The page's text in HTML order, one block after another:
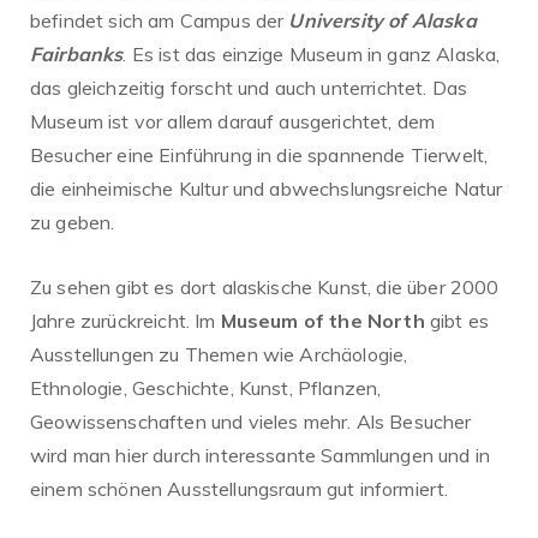
befindet sich am Campus der University of Alaska
Fairbanks. Es ist das einzige Museum in ganz Alaska,
das gleichzeitig forscht und auch unterrichtet. Das
Museum ist vor allem darauf ausgerichtet, dem
Besucher eine Einführung in die spannende Tierwelt,
die einheimische Kultur und abwechslungsreiche Natur
zu geben.
Zu sehen gibt es dort alaskische Kunst, die über 2000
Jahre zurückreicht. Im Museum of the North gibt es
Ausstellungen zu Themen wie Archäologie,
Ethnologie, Geschichte, Kunst, Pflanzen,
Geowissenschaften und vieles mehr. Als Besucher
wird man hier durch interessante Sammlungen und in
einem schönen Ausstellungsraum gut informiert.